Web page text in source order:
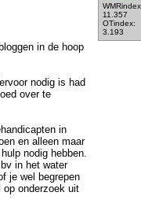
11.357
OTindex:
3.193
in de hoop
nodig is had
over te
in
en alleen maar
nodig hebben.
in het water
je wel begrepen
op onderzoek uit